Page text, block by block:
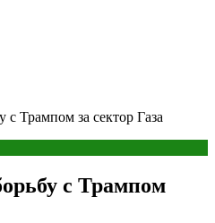
Трампом за сектор Газа
с Трампом